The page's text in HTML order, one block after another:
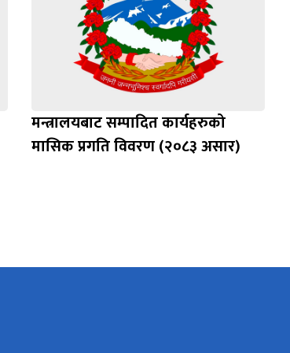
मन्त्रालयबाट सम्पादित कार्यहरुको
मासिक प्रगति विवरण (२०८३ असार)